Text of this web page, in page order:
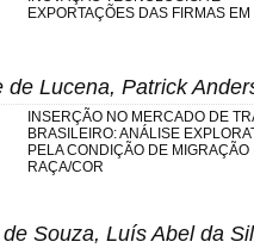
EXPORTAÇÕES DAS FIRMAS EM
de Lucena, Patrick
INSERÇÃO NO MERCADO DE
BRASILEIRO: ANÁLISE
PELA CONDIÇÃO DE MIGRAÇÃO
RAÇA/COR
Souza, Luís Abel da